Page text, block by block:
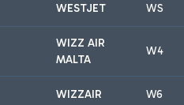
WESTJET WS
WIZZ AIR
MALTA
W4
WIZZAIR W6